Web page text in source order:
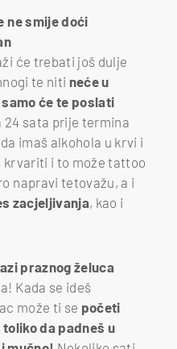
ne smije doći
će trebati još dulje
te niti neće u
će te poslati
24 sata prije termina
imaš alkohola u krvi i
krvariti i to može tattoo
napravi tetovažu, a i
zacjeljivanja, kao i
praznog želuca
Kada se ideš
može ti se početi
da padneš u